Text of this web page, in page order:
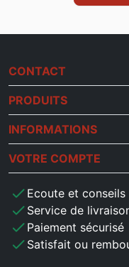
CONTACT
PRODUITS
INFORMATIONS
VOTRE COMPTE
check Ecoute et conseils
check Service de
check Paiement sécurisé
check Satisfait ou